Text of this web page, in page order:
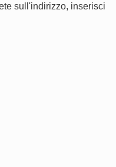
sull'indirizzo, inserisci